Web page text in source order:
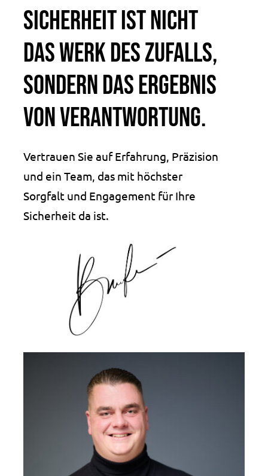
Sicherheit ist nicht
das Werk des Zufalls,
sondern das Ergebnis
von Verantwortung.
Vertrauen Sie auf Erfahrung, Präzision
und ein Team, das mit höchster
Sorgfalt und Engagement für Ihre
Sicherheit da ist.